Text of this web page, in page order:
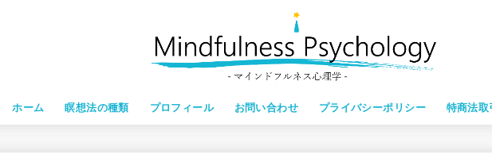
ホーム 瞑想法の種類 プロフィール お問い合わせ プライバシーポリシー 特商法取